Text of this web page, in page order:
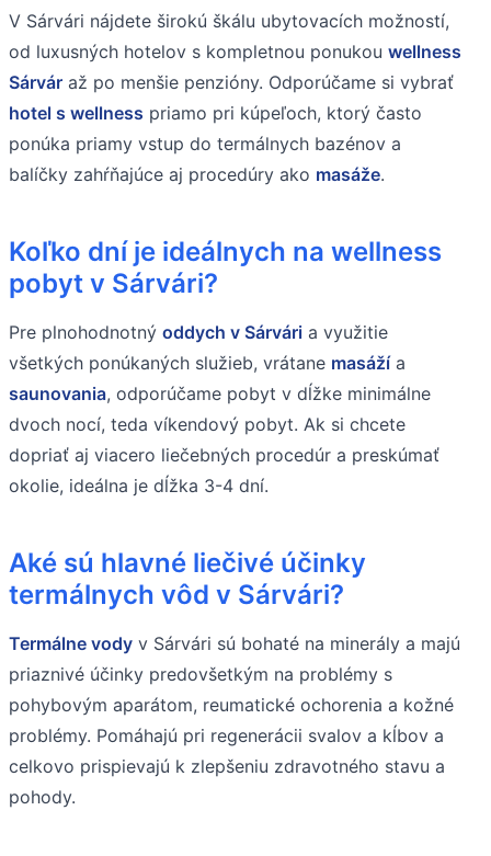
V Sárvári nájdete širokú škálu ubytovacích možností,
od luxusných hotelov s kompletnou ponukou wellness
Sárvár až po menšie penzióny. Odporúčame si vybrať
hotel s wellness priamo pri kúpeľoch, ktorý často
ponúka priamy vstup do termálnych bazénov a
balíčky zahŕňajúce aj procedúry ako masáže.
Koľko dní je ideálnych na wellness
pobyt v Sárvári?
Pre plnohodnotný oddych v Sárvári a využitie
všetkých ponúkaných služieb, vrátane masážía
saunovania, odporúčame pobyt v dĺžke minimálne
dvoch nocí, teda víkendový pobyt. Ak si chcete
dopriať aj viacero liečebných procedúr a preskúmať
okolie, ideálna je dĺžka 3-4 dní.
Aké sú hlavné liečivé účinky
termálnych vôd v Sárvári?
Termálne vody v Sárvári sú bohaté na minerály a majú
priaznivé účinky predovšetkým na problémy s
pohybovým aparátom, reumatické ochorenia a kožné
problémy. Pomáhajú pri regenerácii svalov a kĺbov a
celkovo prispievajú k zlepšeniu zdravotného stavu a
pohody.